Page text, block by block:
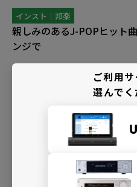
インスト｜邦楽
親しみのあるJ-POPヒット
ンジで
ご利用
選んでく